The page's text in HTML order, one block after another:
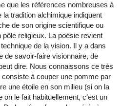
que les références nombreuses à
tradition alchimique indiquent
de son origine scientifique ou
religieux. La poésie revient
de la vision. Il y a dans
de savoir-faire visionnaire, de
dire. Nous connaissons ce très
à couper une pomme par
une étoile en son milieu (si on la
le fait habituellement, c’est un